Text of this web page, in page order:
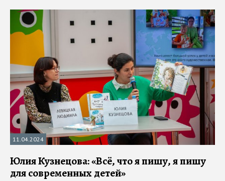
11.04.2024
Юлия Кузнецова: «Всё, что я пишу, я пишу
для современных детей»